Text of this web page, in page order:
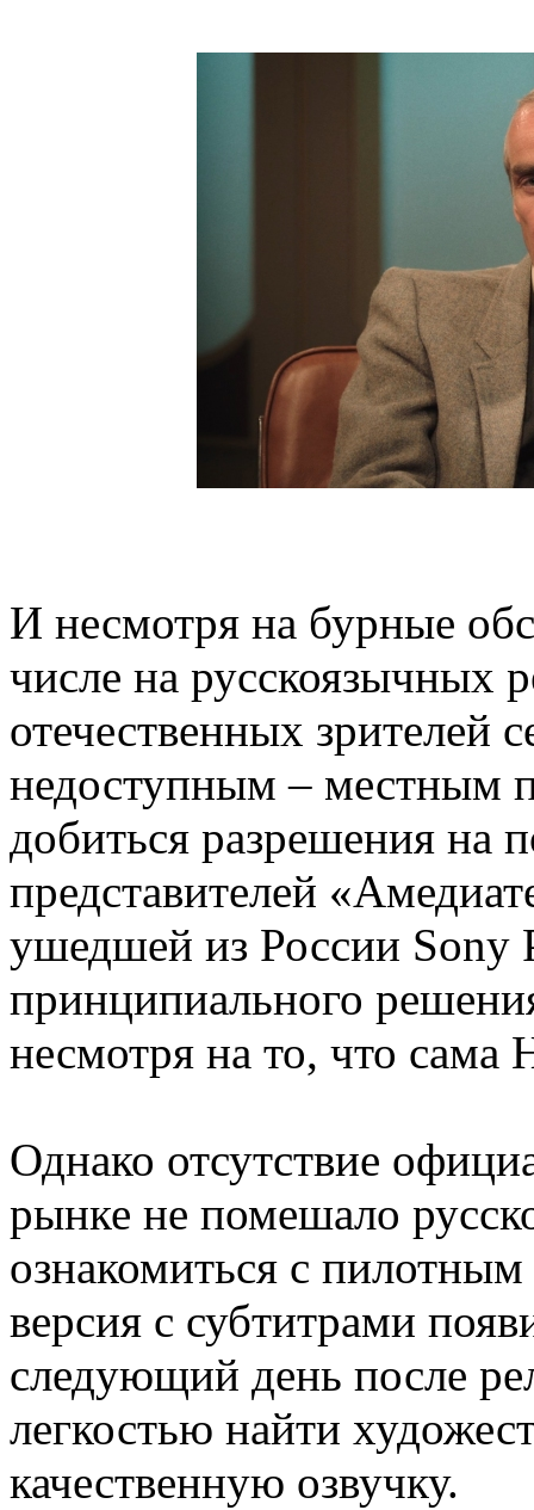
И несмотря на бурные
числе на русскоязычных
отечественных зрителей
недоступным – местным
добиться разрешения на
представителей
ушедшей из России Sony
принципиального
несмотря на то, что сама
Однако отсутствие
рынке не помешало
ознакомиться с
версия с субтитрами
следующий день после
легкостью найти
качественную озвучку.